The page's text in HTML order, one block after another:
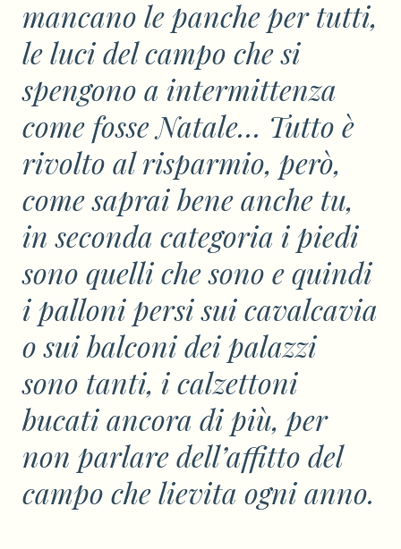
mancano le panche per tutti,
le luci del campo che si
spengono a intermittenza
come fosse Natale… Tutto è
rivolto al risparmio, però,
come saprai bene anche tu,
in seconda categoria i piedi
sono quelli che sono e quindi
i palloni persi sui cavalcavia
o sui balconi dei palazzi
sono tanti, i calzettoni
bucati ancora di più, per
non parlare dell’affitto del
campo che lievita ogni anno.